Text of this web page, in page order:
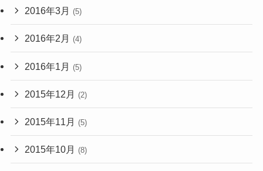
2016年3月 (5)
2016年2月 (4)
2016年1月 (5)
2015年12月 (2)
2015年11月 (5)
2015年10月 (8)